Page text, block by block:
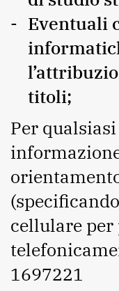
Eventuali
titoli;
Per
cellulare
1697221